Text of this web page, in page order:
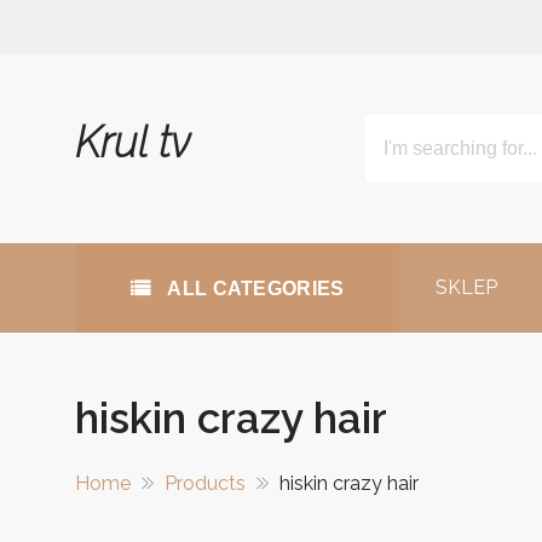
Krul tv
ALL CATEGORIES SKLEP
hiskin crazy hair
Home Products hiskin crazy hair